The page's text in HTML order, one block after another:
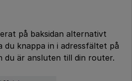
på baksidan alternativt
du knappa in i adressfältet på
du är ansluten till din router.